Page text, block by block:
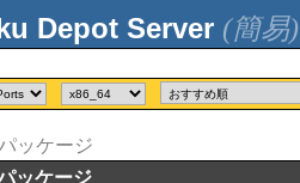
(簡易)
ッケージ
ッケージ